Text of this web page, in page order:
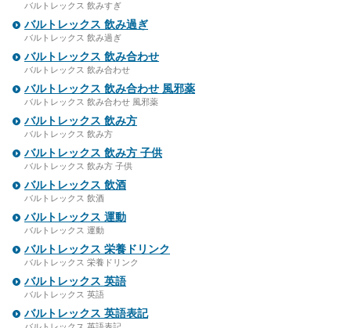
バルトレックス 飲みすぎ
バルトレックス 飲み過ぎ
バルトレックス 飲み過ぎ
バルトレックス 飲み合わせ
バルトレックス 飲み合わせ
バルトレックス 飲み合わせ 風邪薬
バルトレックス 飲み合わせ 風邪薬
バルトレックス 飲み方
バルトレックス 飲み方
バルトレックス 飲み方 子供
バルトレックス 飲み方 子供
バルトレックス 飲酒
バルトレックス 飲酒
バルトレックス 運動
バルトレックス 運動
バルトレックス 栄養ドリンク
バルトレックス 栄養ドリンク
バルトレックス 英語
バルトレックス 英語
バルトレックス 英語表記